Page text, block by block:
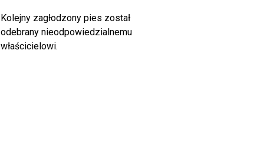
Kolejny zagłodzony pies został
odebrany nieodpowiedzialnemu
właścicielowi.